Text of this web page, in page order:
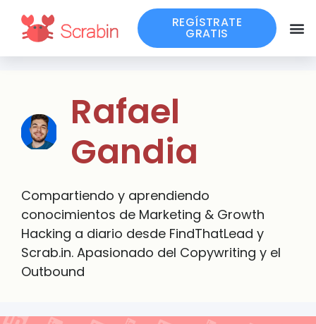
REGÍSTRATE
GRATIS
Rafael
Gandia
Compartiendo y aprendiendo
conocimientos de Marketing & Growth
Hacking a diario desde FindThatLead y
Scrab.in. Apasionado del Copywriting y el
Outbound